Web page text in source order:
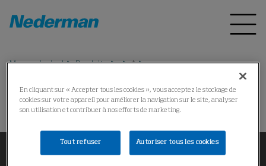
Menu principal Produits *
操作失败
En cliquant sur « Accepter tous les cookies », vous acceptez le stockage de
cookies sur votre appareil pour améliorer la navigation sur le site, analyser
son utilisation et contribuer à nos efforts de marketing.
Tout refuser Autoriser tous les cookies